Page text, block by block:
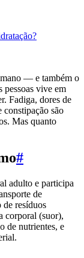
— e também o
pessoas vive em
Fadiga, dores de
constipação são
Mas quanto
#
adulto e participa
de
de resíduos
corporal (suor),
de nutrientes, e